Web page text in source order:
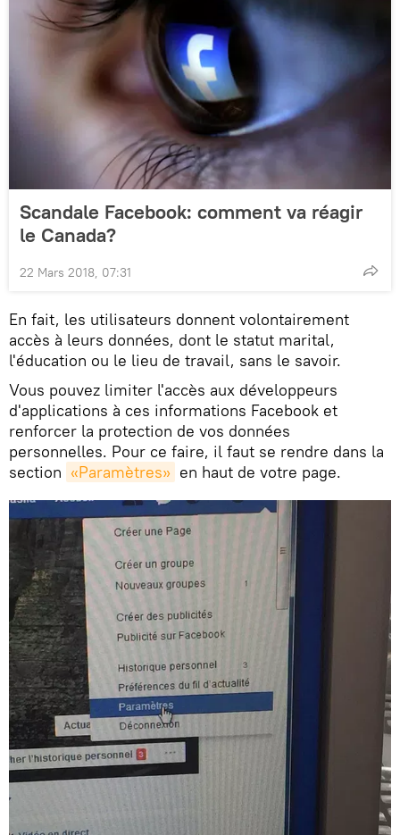
Scandale Facebook: comment va réagir
le Canada?
22 Mars 2018, 07:31
En fait, les utilisateurs donnent volontairement
accès à leurs données, dont le statut marital,
l'éducation ou le lieu de travail, sans le savoir.
Vous pouvez limiter l'accès aux développeurs
d'applications à ces informations Facebook et
renforcer la protection de vos données
personnelles. Pour ce faire, il faut se rendre dans la
section «Paramètres» en haut de votre page.